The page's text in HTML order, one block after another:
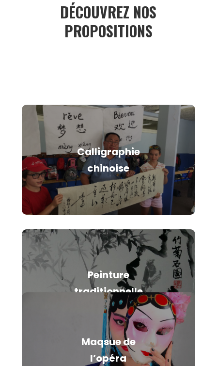
DÉCOUVREZ NOS
PROPOSITIONS
Calligraphie
chinoise
Peinture
traditionnelle
Maqsue de
l’opéra